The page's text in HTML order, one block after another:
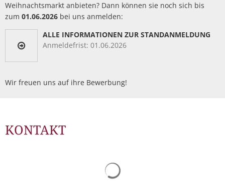
Weihnachtsmarkt anbieten? Dann können sie noch sich bis
zum 01.06.2026 bei uns anmelden:
ALLE INFORMATIONEN ZUR STANDANMELDUNG
Anmeldefrist: 01.06.2026
Wir freuen uns auf ihre Bewerbung!
KONTAKT